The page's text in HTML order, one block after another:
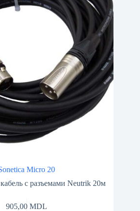
Micro 20
с разъемами Neutrik 20м
905,00MDL